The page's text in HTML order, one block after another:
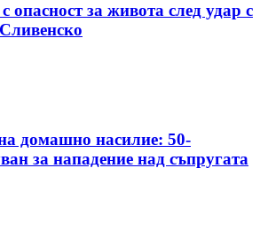
опасност за живота след удар с
домашно насилие: 50-
за нападение над съпругата